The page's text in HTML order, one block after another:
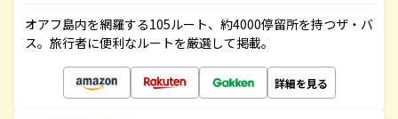
オアフ島内を網羅する105ルート、約4000停留所を持つザ・バ
ス。旅行者に便利なルートを厳選して掲載。
詳細を見る